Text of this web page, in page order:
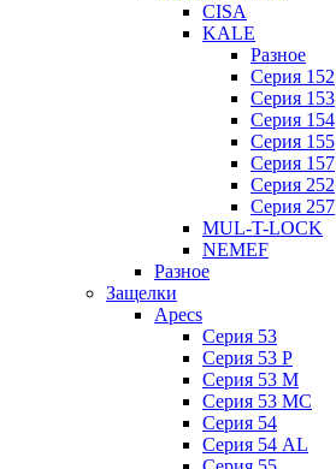
CISA
KALE
Разное
Серия 152
Серия 153
Серия 154
Серия 155
Серия 157
Серия 252
Серия 257
MUL-T-LOCK
NEMEF
Разное
Защелки
Apecs
Серия 53
Серия 53 P
Серия 53 М
Серия 53 МC
Серия 54
Серия 54 AL